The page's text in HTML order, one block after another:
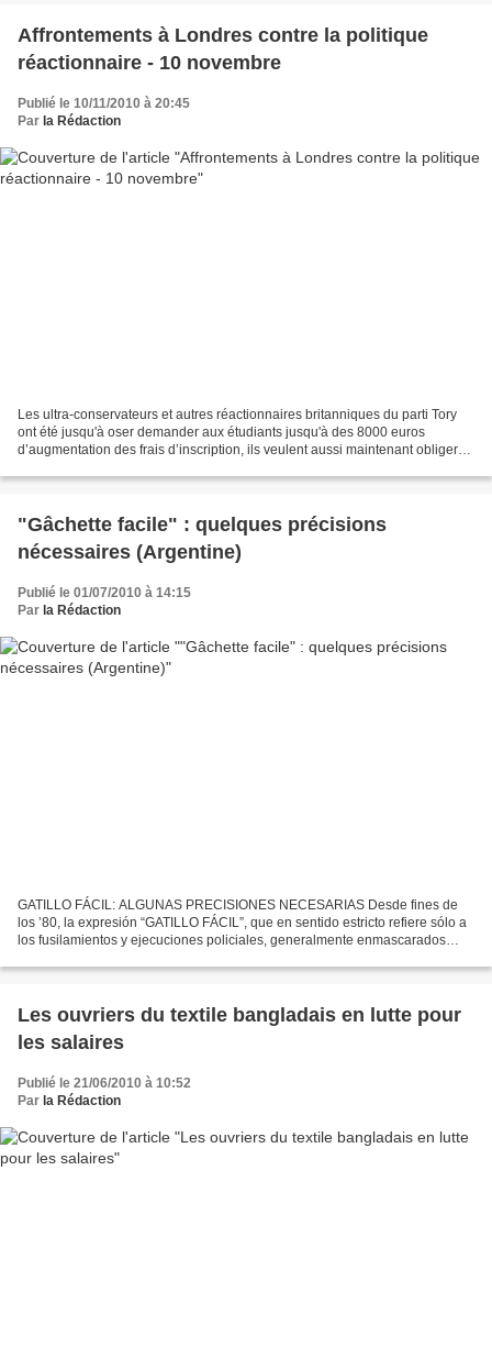
Affrontements à Londres contre la politique
réactionnaire - 10 novembre
Publié le 10/11/2010 à 20:45
Par la Rédaction
Les ultra-conservateurs et autres réactionnaires britanniques du parti Tory
ont été jusqu'à oser demander aux étudiants jusqu'à des 8000 euros
d’augmentation des frais d’inscription, ils veulent aussi maintenant obliger
"Gâchette facile" : quelques précisions
nécessaires (Argentine)
Publié le 01/07/2010 à 14:15
Par la Rédaction
GATILLO FÁCIL: ALGUNAS PRECISIONES NECESARIAS Desde fines de
los ’80, la expresión “GATILLO FÁCIL”, que en sentido estricto refiere sólo a
los fusilamientos y ejecuciones policiales, generalmente enmascarados
Les ouvriers du textile bangladais en lutte pour
les salaires
Publié le 21/06/2010 à 10:52
Par la Rédaction